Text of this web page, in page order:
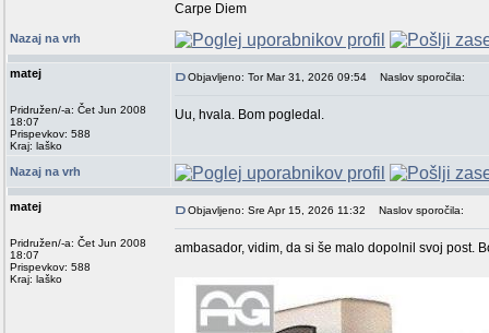
Carpe Diem
Nazaj na vrh
matej
Pridružen/-a: Čet Jun 2008
18:07
Prispevkov: 588
Kraj: laško
Objavljeno: Tor Mar 31, 2026 09:54 Naslov sporočila:
Uu, hvala. Bom pogledal.
Nazaj na vrh
matej
Pridružen/-a: Čet Jun 2008
18:07
Prispevkov: 588
Kraj: laško
Objavljeno: Sre Apr 15, 2026 11:32 Naslov sporočila:
ambasador, vidim, da si še malo dopolnil svoj post.